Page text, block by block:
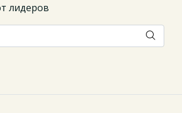
лидеров